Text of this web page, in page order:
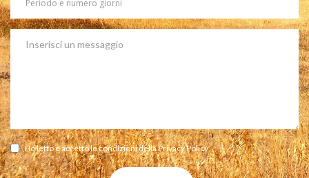
e
numero
giorni
Message
Ho letto e accetto le condizioni dellaPrivacy Policy